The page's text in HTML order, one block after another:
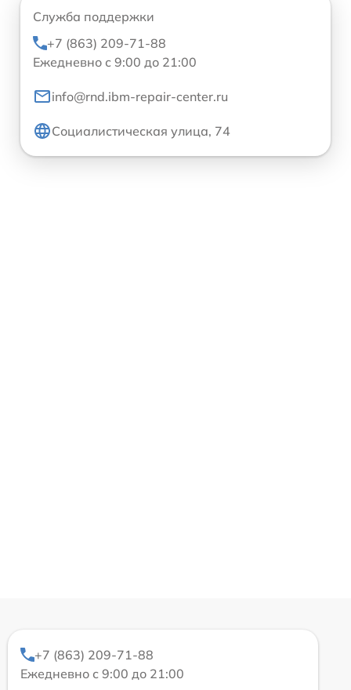
Служба поддержки
+7 (863) 209-71-88
Ежедневно с 9:00 до 21:00
info@rnd.ibm-repair-center.ru
Социалистическая улица, 74
+7 (863) 209-71-88
Ежедневно с 9:00 до 21:00